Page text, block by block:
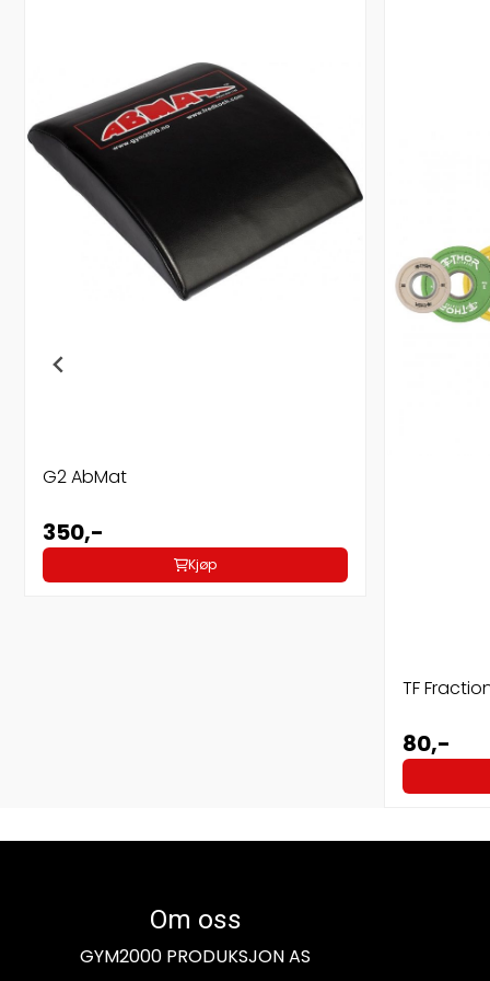
G2 AbMat
350,-
Kjøp
TF
80,-
Om oss
GYM2000 PRODUKSJON AS